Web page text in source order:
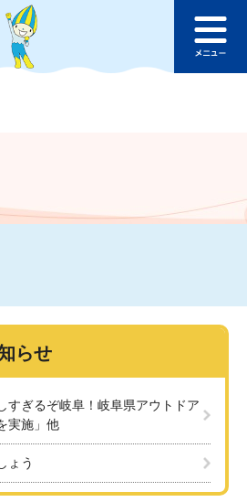
のページの本文へ
ュ
らせ
すぎるぞ岐阜！岐阜県アウトドア
実施」他
ょう